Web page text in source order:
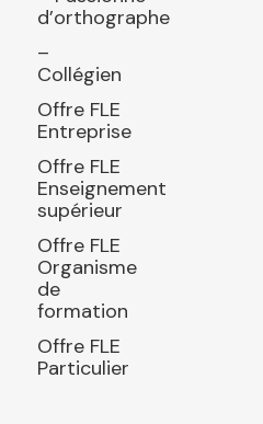
d’orthographe
–
Collégien
Offre FLE
Entreprise
Offre FLE
Enseignement
supérieur
Offre FLE
Organisme
de
formation
Offre FLE
Particulier